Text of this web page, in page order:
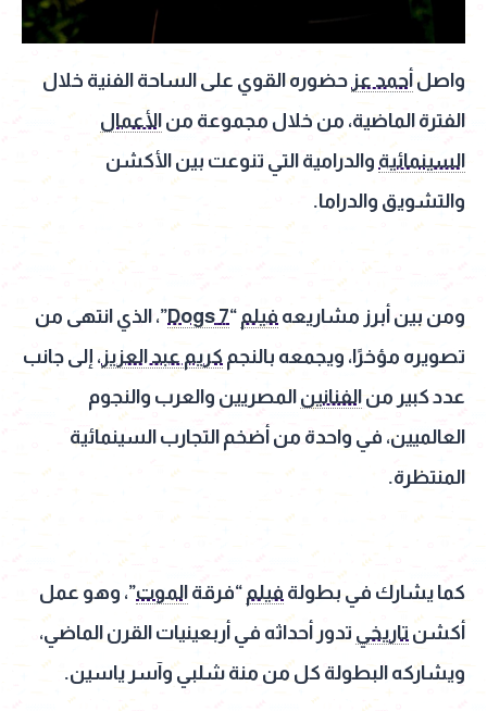
واصلأحمد عز حضوره القوي على الساحة الفنية خلال
الفترة الماضية، من خلال مجموعة من الأعمال
السينمائية والدرامية التي تنوعت بين الأكشن
والتشويق والدراما.
ومن بين أبرز مشاريعه فيلم “
7 Dogs
”، الذي انتهى من
تصويره مؤخرًا، ويجمعه بالنجم كريم عبد العزيز ، إلى جانب
عدد كبير من الفنانين المصريين والعرب والنجوم
العالميين، في واحدة من أضخم التجارب السينمائية
المنتظرة.
كما يشارك في بطولة فيلم “فرقة الموت”، وهو عمل
أكشن تاريخي تدور أحداثه في أربعينيات القرن الماضي،
ويشاركه البطولة كل من منة شلبي وآسر ياسين.